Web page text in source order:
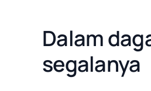
Dalam
segalanya